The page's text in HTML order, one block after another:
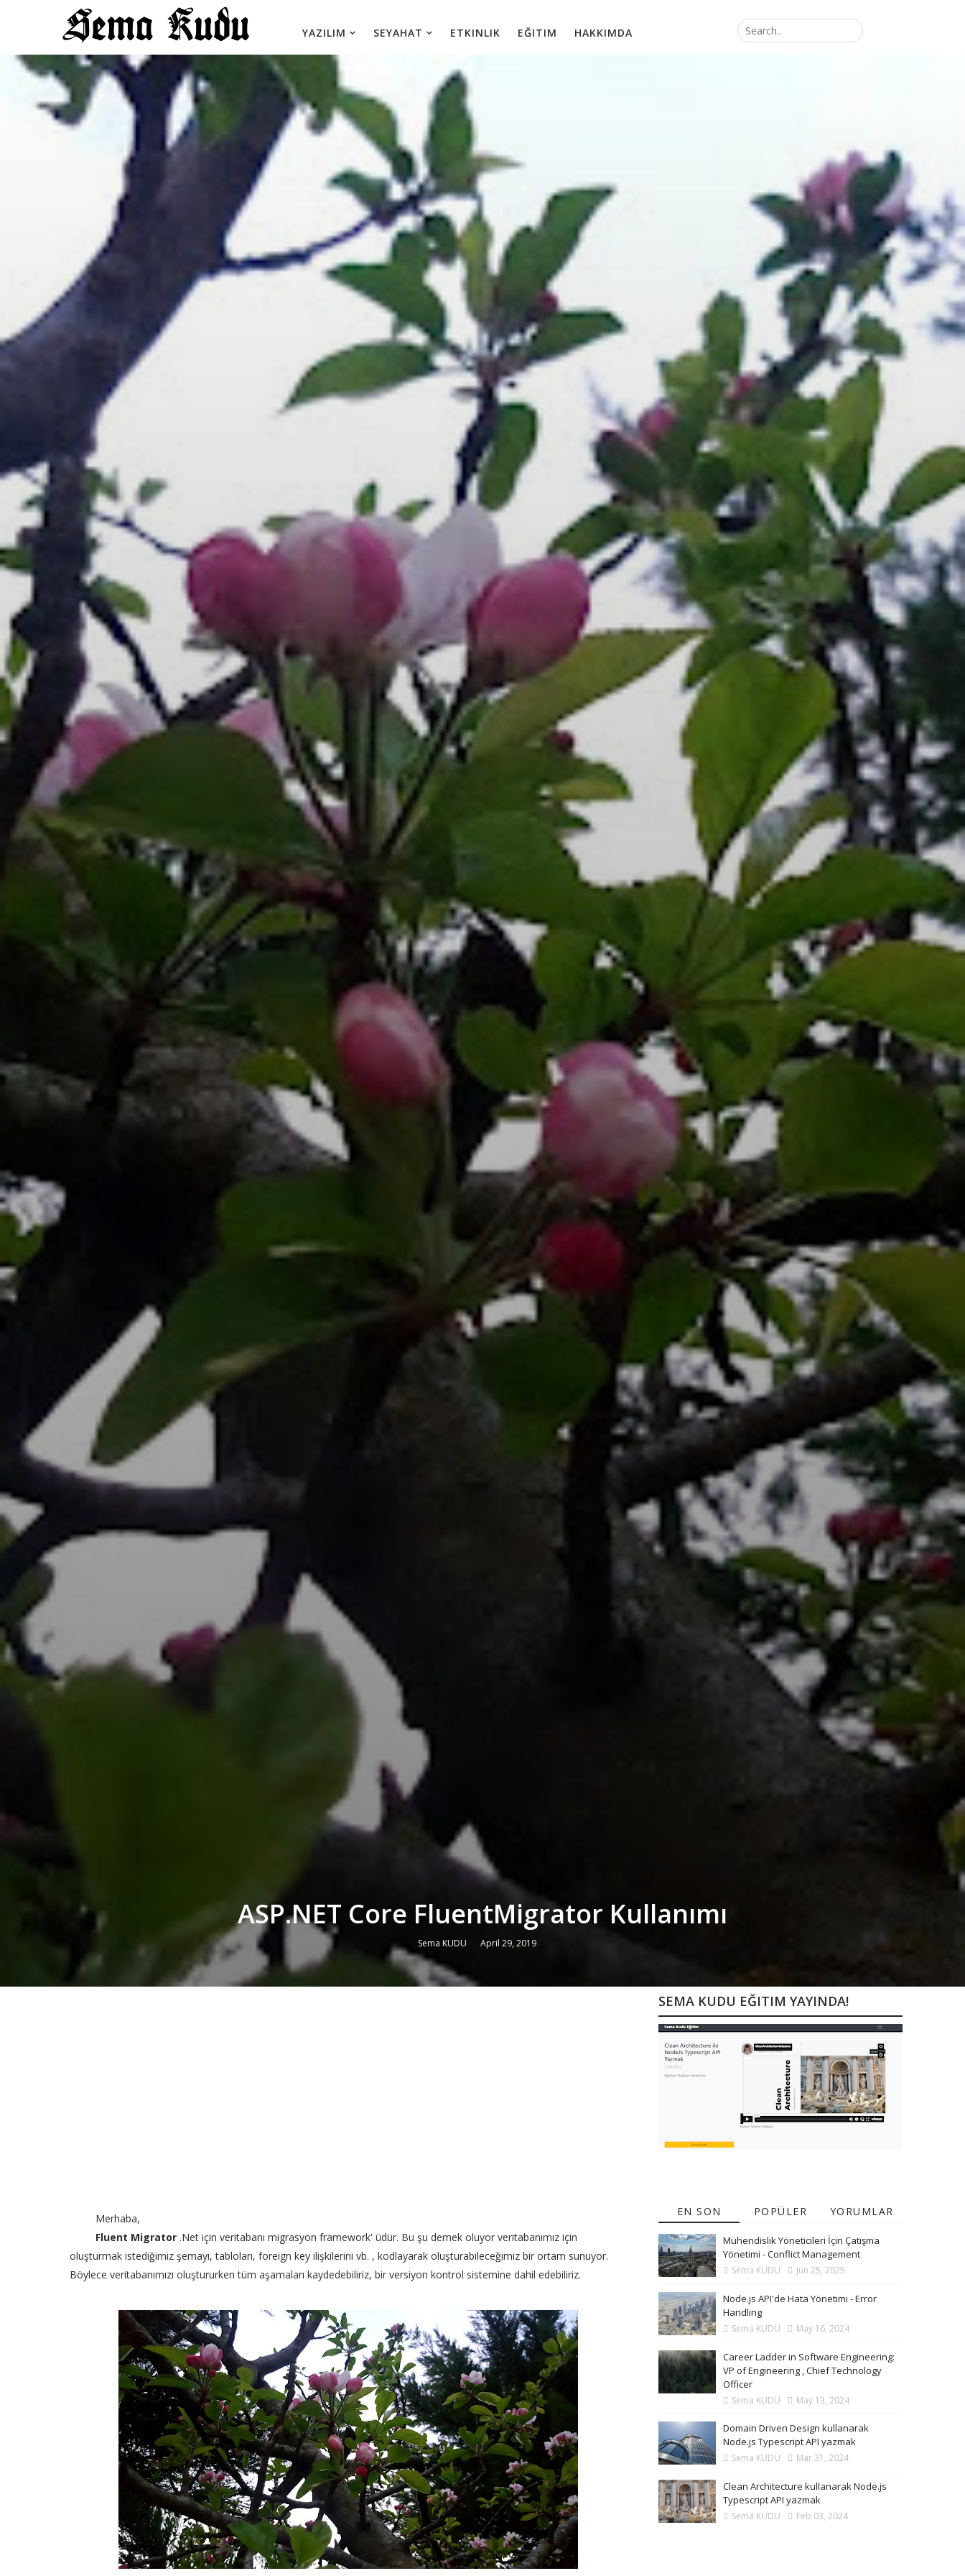
YAZILIM SEYAHAT ETKINLIK EĞITIM HAKKIMDA
ASP.NET Core FluentMigrator Kullanımı
Sema KUDU April 29, 2019
Merhaba,
Fluent Migrator .Net için veritabanı migrasyon framework' üdür. Bu şu demek oluyor veritabanımız için
oluşturmak istediğimiz şemayı, tabloları, foreign key ilişkilerini vb. , kodlayarak oluşturabileceğimiz bir ortam sunuyor.
Böylece veritabanımızı oluştururken tüm aşamaları kaydedebiliriz, bir versiyon kontrol sistemine dahil edebiliriz.
SEMA KUDU EĞITIM YAYINDA!
EN SON POPÜLER YORUMLAR
Mühendislik Yöneticileri İçin Çatışma
Yönetimi - Conflict Management
Sema KUDU Jun 25, 2025
Node.js API'de Hata Yönetimi - Error
Handling
Sema KUDU May 16, 2024
Career Ladder in Software Engineering:
VP of Engineering , Chief Technology
Officer
Sema KUDU May 13, 2024
Domain Driven Design kullanarak
Node.js Typescript API yazmak
Sema KUDU Mar 31, 2024
Clean Architecture kullanarak Node.js
Typescript API yazmak
Sema KUDU Feb 03, 2024